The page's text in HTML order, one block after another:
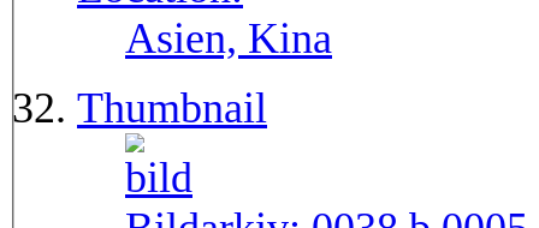
Asien, Kina
Thumbnail